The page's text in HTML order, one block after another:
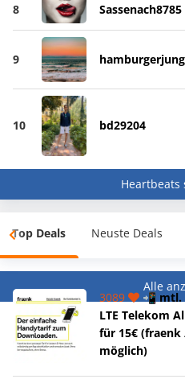
8 Sassenach8785
9
10 bd29204
Heartbeats
Top Deals Neuste Deals
Alle
3089
📲 mtl.
LTE Telekom
für 15€ (fraenk
möglich)